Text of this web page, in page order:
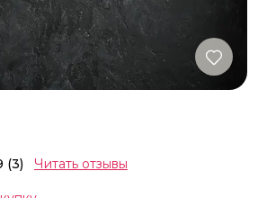
(3) Читать отзывы